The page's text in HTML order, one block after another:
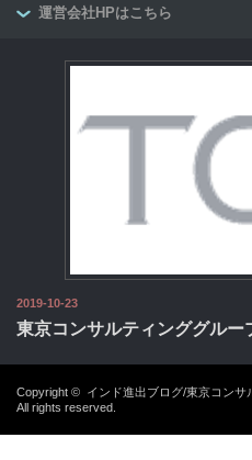
運営会社HPはこちら
2019-10-23
東京コンサルティンググルー
Copyright © インド進出ブログ/東京コンサ
All rights reserved.